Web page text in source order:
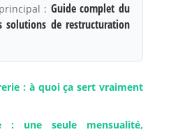
: Guide complet du
solutions de restructuration
: à quoi ça sert vraiment
: une seule mensualité,